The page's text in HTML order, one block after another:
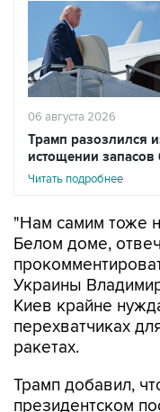
06 августа 2026
Трамп разозлился
истощении запасов
Читать подробнее
"Нам самим тоже
Украины
Киев крайне
перехватчиках
ракетах.
Трамп добавил,
всего им отдал".